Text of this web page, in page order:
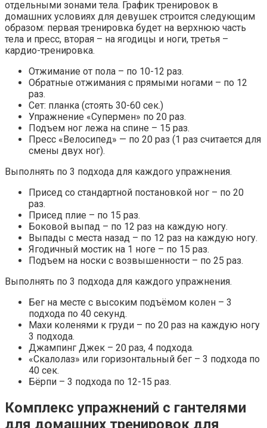
отдельными зонами тела. График тренировок в
домашних условиях для девушек строится следующим
образом: первая тренировка будет на верхнюю часть
тела и пресс, вторая – на ягодицы и ноги, третья –
кардио-тренировка.
Отжимание от пола – по 10-12 раз.
Обратные отжимания с прямыми ногами – по 12
раз.
Сет: планка (стоять 30-60 сек.)
Упражнение «Супермен» по 20 раз.
Подъем ног лежа на спине – 15 раз.
Пресс «Велосипед» — по 20 раз (1 раз считается для
смены двух ног).
Выполнять по 3 подхода для каждого упражнения.
Присед со стандартной постановкой ног – по 20
раз.
Присед плие – по 15 раз.
Боковой выпад – по 12 раз на каждую ногу.
Выпады с места назад – по 12 раз на каждую ногу.
Ягодичный мостик на 1 ноге – по 15 раз.
Подъем на носки с возвышенности – по 25 раз.
Выполнять по 3 подхода для каждого упражнения.
Бег на месте с высоким подъёмом колен – 3
подхода по 40 секунд.
Махи коленями к груди – по 20 раз на каждую ногу
3 подхода.
Джампинг Джек – 20 раз, 4 подхода.
«Скалолаз» или горизонтальный бег – 3 подхода по
40 сек.
Бёрпи – 3 подхода по 12-15 раз.
Комплекс упражнений с гантелями
для домашних тренировок для